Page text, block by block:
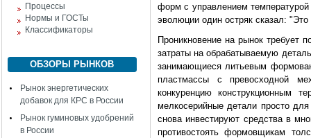
Процессы
Нормы и ГОСТы
Классификаторы
ОБЗОРЫ РЫНКОВ
Рынок энергетических
добавок для КРС в России
Рынок гуминовых удобрений
в России
форм с управлением
эволюции один остряк сказал:
Проникновение на рынок требует
затраты на обрабатываемую
занимающиеся литьевым
пластмассы с превосходной
конкуренцию конструкционным
мелкосерийные детали просто
снова инвестируют средства в
противостоять формовщикам